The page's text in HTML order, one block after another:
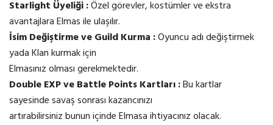
Starlight Üyeliği :Özel görevler, kostümler ve ekstra
avantajlara Elmas ile ulaşılır.
İsim Değiştirme ve Guild Kurma :Oyuncu adı değiştirmek
yada Klan kurmak için
Elmasınız olması gerekmektedir.
Double EXP ve Battle Points Kartları :Bu kartlar
sayesinde savaş sonrası kazancınızı
artırabilirsiniz bunun içinde Elmasa ihtiyacınız olacak.